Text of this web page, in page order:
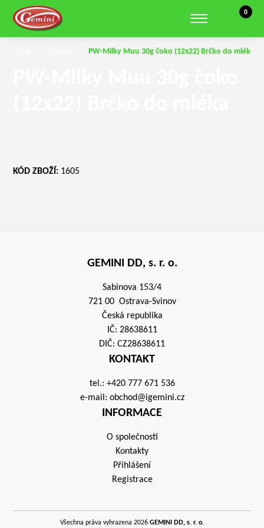
Zobrazit hledání
0
Košík, 0
PW-Milky Muu 30g čoko (12x22) Brčko do mléka
KÓD ZBOŽÍ: 1605
GEMINI DD, s. r. o.
Sabinova 153/4
721 00 Ostrava-Svinov
Česká republika
IČ: 28638611
DIČ: CZ28638611
KONTAKT
tel.: +420 777 671 536
e-mail: obchod@igemini.cz
INFORMACE
O společnosti
Kontakty
Přihlášení
Registrace
Všechna práva vyhrazena 2026 GEMINI DD, s. r. o.